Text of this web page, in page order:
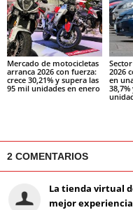
Mercado de motocicletas
arranca 2026 con fuerza:
crece 30,21% y supera las
95 mil unidades en enero
2026
en
2 COMENTARIOS
La tienda virtual
mejor